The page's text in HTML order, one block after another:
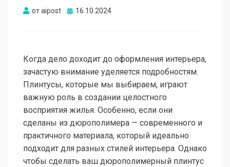
отaipost Опубликовано
16.10.2024
Когда дело доходит до оформления интерьера,
зачастую внимание уделяется подробностям.
Плинтусы, которые мы выбираем, играют
важную роль в создании целостного
восприятия жилья. Особенно, если они
сделаны из дюрополимера — современного и
практичного материала, который идеально
подходит для разных стилей интерьера. Однако
чтобы сделать ваш дюрополимерный плинтус